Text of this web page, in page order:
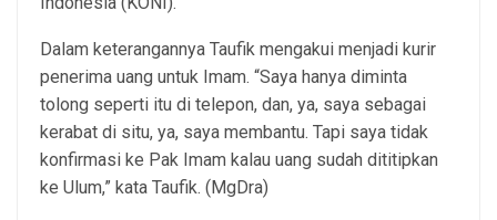
Dalam keterangannya Taufik mengakui menjadi kurir
penerima uang untuk Imam. “Saya hanya diminta
tolong seperti itu di telepon, dan, ya, saya sebagai
kerabat di situ, ya, saya membantu. Tapi saya tidak
konfirmasi ke Pak Imam kalau uang sudah dititipkan
ke Ulum,” kata Taufik. (MgDra)